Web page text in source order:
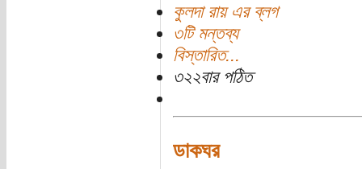
কুলদা রায় এর ব্লগ
৩টি মন্তব্য
বিস্তারিত...
৩২২বার পঠিত
ডাকঘর